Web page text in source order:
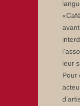
leur
Pour